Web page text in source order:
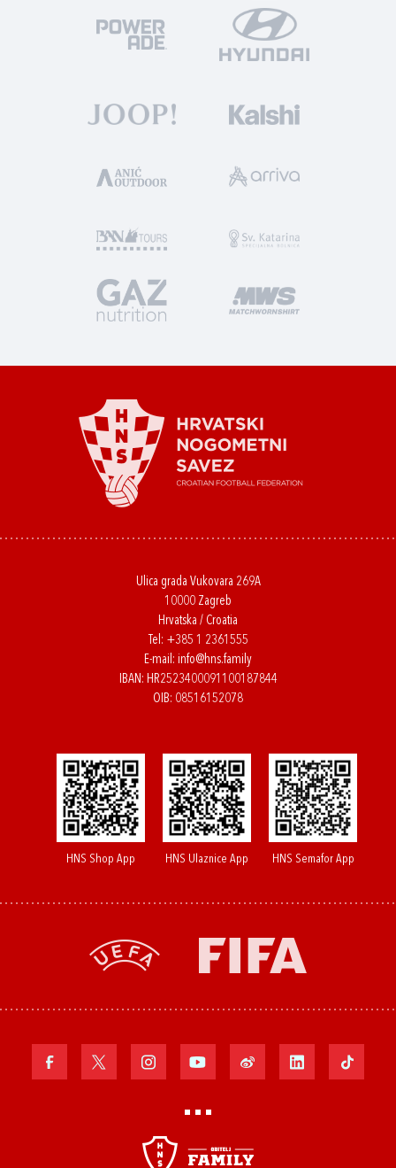
Ulica grada Vukovara 269A
10000 Zagreb
Hrvatska / Croatia
Tel: +385 1 2361555
E-mail: info@hns.family
IBAN: HR2523400091100187844
OIB: 08516152078
HNS Shop App HNS Ulaznice App HNS Semafor App